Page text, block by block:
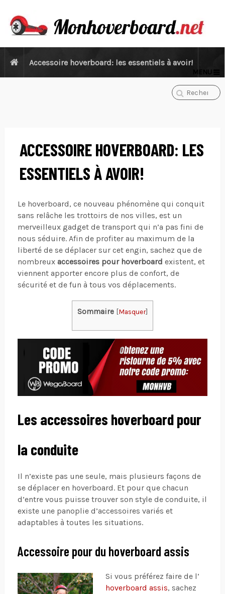
MENU
Accessoire hoverboard: les essentiels à avoir!
ACCESSOIRE HOVERBOARD: LES
ESSENTIELS À AVOIR!
Le hoverboard, ce nouveau phénomène qui conquit
sans relâche les trottoirs de nos villes, est un
merveilleux gadget de transport qui n’a pas fini de
nous séduire. Afin de profiter au maximum de la
liberté de se déplacer sur cet engin, sachez que de
nombreux accessoires pour hoverboard existent, et
viennent apporter encore plus de confort, de
sécurité et de fun à tous vos déplacements.
Sommaire [Masquer]
Les accessoires hoverboard pour
la conduite
Il n’existe pas une seule, mais plusieurs façons de
se déplacer en hoverboard. Et pour que chacun
d’entre vous puisse trouver son style de conduite, il
existe une panoplie d’accessoires variés et
adaptables à toutes les situations.
Accessoire pour du hoverboard assis
Si vous préférez faire de l’
hoverboard assis, sachez